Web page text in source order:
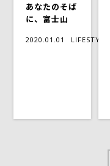
あなたのそば
に、富士山
2020.01.01 LIFESTYLE